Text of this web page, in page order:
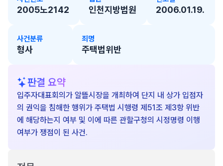
2005노2142 인천지방법원 2006.01.19.
사건분류
형사
죄명
주택법위반
판결 요약
입주자대표회의가 알뜰시장을 개최하여 단지 내 상가 입점자
의 권익을 침해한 행위가 주택법 시행령 제51조 제3항 위반
에 해당하는지 여부 및 이에 따른 관할구청의 시정명령 이행
여부가 쟁점이 된 사건.